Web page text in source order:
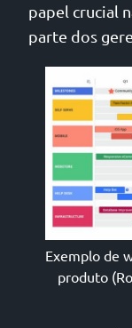
papel crucial
parte dos
Exemplo de
produto